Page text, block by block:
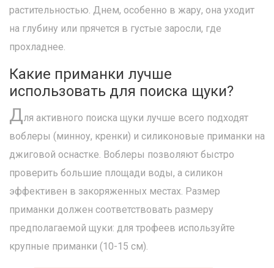
растительностью. Днем, особенно в жару, она уходит
на глубину или прячется в густые заросли, где
прохладнее.
Какие приманки лучше
использовать для поиска щуки?
Для активного поиска щуки лучше всего подходят
воблеры (минноу, кренки) и силиконовые приманки на
джиговой оснастке. Воблеры позволяют быстро
проверить большие площади воды, а силикон
эффективен в закоряженных местах. Размер
приманки должен соответствовать размеру
предполагаемой щуки: для трофеев используйте
крупные приманки (10-15 см).